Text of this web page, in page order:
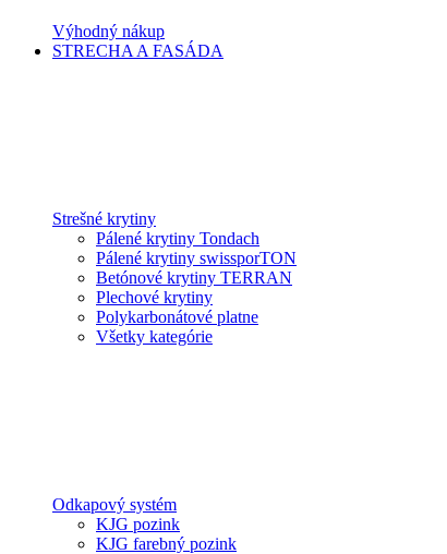
Výhodný nákup
STRECHA A FASÁDA
Strešné krytiny
Pálené krytiny Tondach
Pálené krytiny swissporTON
Betónové krytiny TERRAN
Plechové krytiny
Polykarbonátové platne
Všetky kategórie
Odkapový systém
KJG pozink
KJG farebný pozink